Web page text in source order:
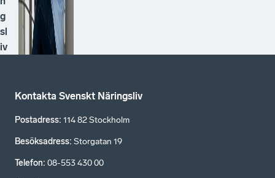
g
sl
iv
Kontakta Svenskt Näringsliv
Postadress: 114 82 Stockholm
Besöksadress: Storgatan 19
Telefon: 08-553 430 00